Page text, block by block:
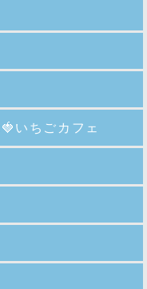
いちごカフェ